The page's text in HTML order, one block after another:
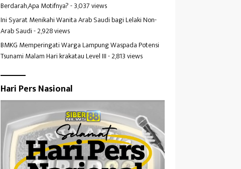
Berdarah,Apa Motifnya?- 3,037 views
Ini Syarat Menikahi Wanita Arab Saudi bagi Lelaki Non-
Arab Saudi- 2,928 views
BMKG Memperingati Warga Lampung Waspada Potensi
Tsunami Malam Hari krakatau Level III- 2,813 views
Hari Pers Nasional